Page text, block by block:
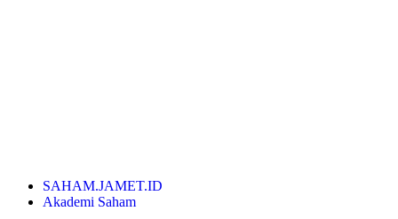
SAHAM.JAMET.ID
Akademi Saham